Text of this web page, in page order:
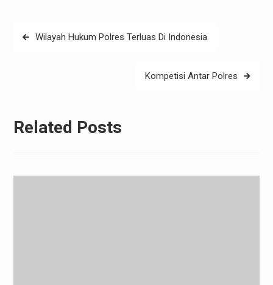
PostWilayah Hukum Polres Terluas Di Indonesia
Kompetisi Antar Polres
Related Posts